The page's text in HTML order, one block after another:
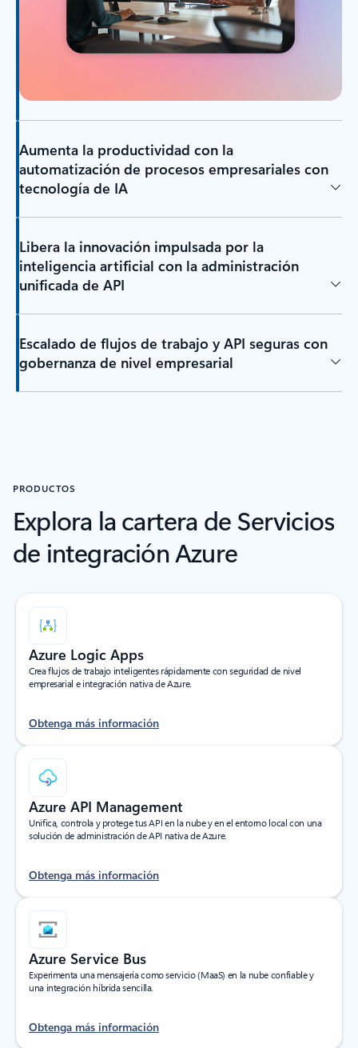
Aumenta la productividad con la
automatización de procesos empresariales con
tecnología de IA
Libera la innovación impulsada por la
inteligencia artificial con la administración
unificada de API
Escalado de flujos de trabajo y API seguras con
gobernanza de nivel empresarial
PRODUCTOS
Explora la cartera de Servicios
de integración Azure
Azure Logic Apps
Crea flujos de trabajo inteligentes rápidamente con seguridad de nivel
empresarial e integración nativa de Azure.
Obtenga más información
Azure API Management
Unifica, controla y protege tus API en la nube y en el entorno local con una
solución de administración de API nativa de Azure.
Obtenga más información
Azure Service Bus
Experimenta una mensajería como servicio (MaaS) en la nube confiable y
una integración híbrida sencilla.
Obtenga más información